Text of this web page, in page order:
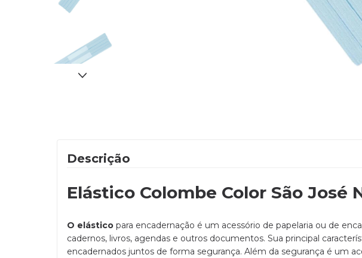
Descrição
Elástico Colombe Color São José
O elástico para encadernação é um acessório de papelaria ou de
cadernos, livros, agendas e outros documentos. Sua principal
encadernados juntos de forma segurança. Além da segurança é um